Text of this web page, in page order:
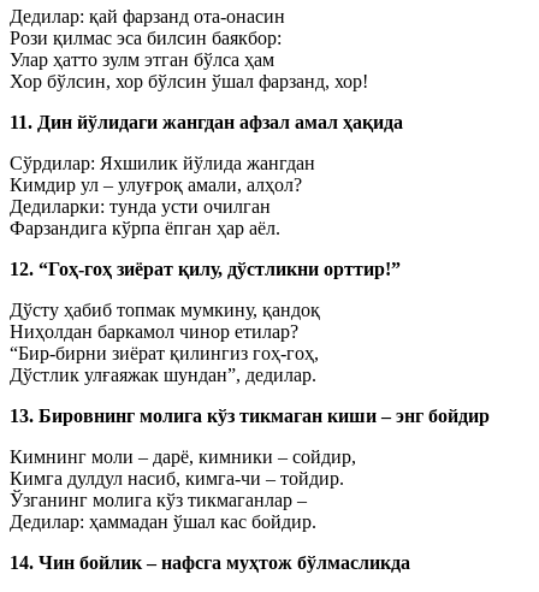
Дедилар: қай фарзанд ота-онасин
Рози қилмас эса билсин баякбор:
Улар ҳатто зулм этган бўлса ҳам
Хор бўлсин, хор бўлсин ўшал фарзанд, хор!
11. Дин йўлидаги жангдан афзал амал ҳақида
Сўрдилар: Яхшилик йўлида жангдан
Кимдир ул – улуғроқ амали, алҳол?
Дедиларки: тунда усти очилган
Фарзандига кўрпа ёпган ҳар аёл.
12. “Гоҳ-гоҳ зиёрат қилу, дўстликни орттир!”
Дўсту ҳабиб топмак мумкину, қандоқ
Ниҳолдан баркамол чинор етилар?
“Бир-бирни зиёрат қилингиз гоҳ-гоҳ,
Дўстлик улғаяжак шундан”, дедилар.
13. Бировнинг молига кўз тикмаган киши – энг бойдир
Кимнинг моли – дарё, кимники – сойдир,
Кимга дулдул насиб, кимга-чи – тойдир.
Ўзганинг молига кўз тикмаганлар –
Дедилар: ҳаммадан ўшал кас бойдир.
14. Чин бойлик – нафсга муҳтож бўлмасликда